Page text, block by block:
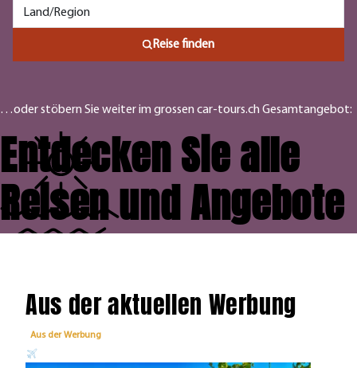
Reise finden
…oder stöbern Sie weiter im grossen car-tours.ch Gesamtangebot:
Entdecken Sie alle
Reisen und Angebote
Aus der aktuellen Werbung
Aus der Werbung